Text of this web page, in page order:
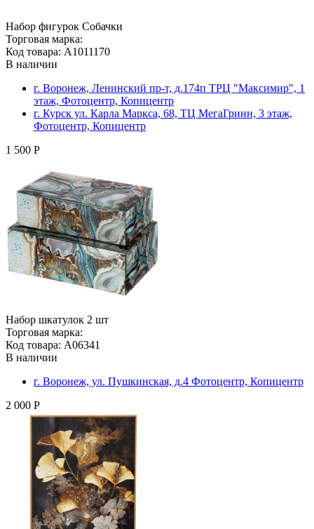
Набор фигурок Собачки
Торговая марка:
Код товара: A1011170
В наличии
г. Воронеж, Ленинский пр-т, д.174п ТРЦ "Максимир", 1
этаж, Фотоцентр, Копицентр
г. Курск ул. Карла Маркса, 68, ТЦ МегаГринн, 3 этаж,
Фотоцентр, Копицентр
1 500 Р
Набор шкатулок 2 шт
Торговая марка:
Код товара: A06341
В наличии
г. Воронеж, ул. Пушкинская, д.4 Фотоцентр, Копицентр
2 000 Р